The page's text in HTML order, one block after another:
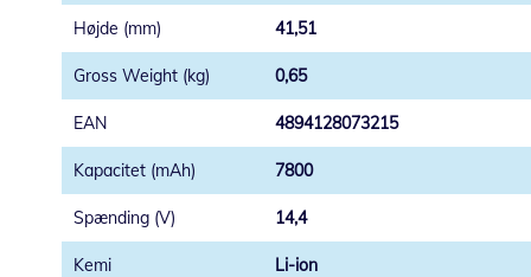
41,51
0,65
4894128073215
7800
14,4
Li-ion